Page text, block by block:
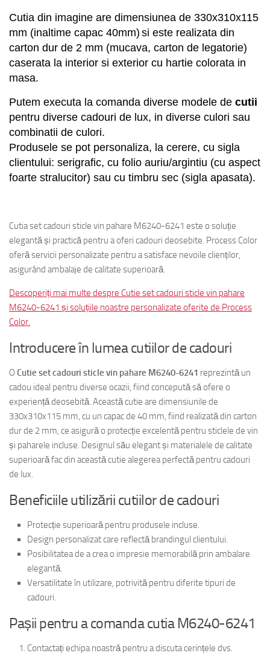
Cutia din imagine are dimensiunea de 330x310x115
mm (inaltime capac 40mm) si este realizata din
carton dur de 2 mm (mucava, carton de legatorie)
caserata la interior si exterior cu hartie colorata in
masa.
Putem executa la comanda diverse modele de cutii
pentru diverse cadouri de lux, in diverse culori sau
combinatii de culori.
Produsele se pot personaliza, la cerere, cu sigla
clientului: serigrafic, cu folio auriu/argintiu (cu aspect
foarte stralucitor) sau cu timbru sec (sigla apasata).
Cutia set cadouri sticle vin pahare M6240-6241 este o soluție
elegantă și practică pentru a oferi cadouri deosebite. Process Color
oferă servicii personalizate pentru a satisface nevoile clienților,
asigurând ambalaje de calitate superioară.
Descoperiți mai multe despre Cutie set cadouri sticle vin pahare
M6240-6241 și soluțiile noastre personalizate oferite de Process
Color.
Introducere în lumea cutiilor de cadouri
O Cutie set cadouri sticle vin pahare M6240-6241 reprezintă un
cadou ideal pentru diverse ocazii, fiind concepută să ofere o
experiență deosebită. Această cutie are dimensiunile de
330x310x115 mm, cu un capac de 40 mm, fiind realizată din carton
dur de 2 mm, ce asigură o protecție excelentă pentru sticlele de vin
și paharele incluse. Designul său elegant și materialele de calitate
superioară fac din această cutie alegerea perfectă pentru cadouri
de lux.
Beneficiile utilizării cutiilor de cadouri
Protecție superioară pentru produsele incluse.
Design personalizat care reflectă brandingul clientului.
Posibilitatea de a crea o impresie memorabilă prin ambalare
elegantă.
Versatilitate în utilizare, potrivită pentru diferite tipuri de
cadouri.
Pașii pentru a comanda cutia M6240-6241
Contactați echipa noastră pentru a discuta cerințele dvs.